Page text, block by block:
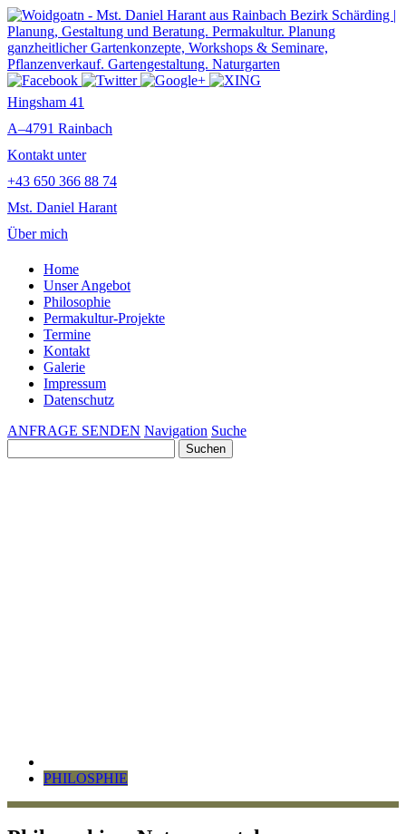
Hingsham 41
A–4791 Rainbach
Kontakt unter
+43 650 366 88 74
Mst. Daniel Harant
Über mich
Home
Unser Angebot
Philosophie
Permakultur-Projekte
Termine
Kontakt
Galerie
Impressum
Datenschutz
ANFRAGE SENDEN Navigation Suche
nach:
PHILOSPHIE